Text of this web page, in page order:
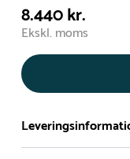
8.440 kr.
Ekskl. moms